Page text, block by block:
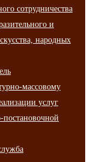
сотрудничества
и
народных
массовому
услуг